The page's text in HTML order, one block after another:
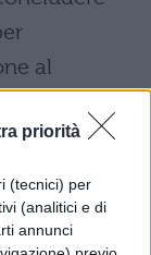
priorità
(tecnici) per
(analitici e di
annunci
al
statali o